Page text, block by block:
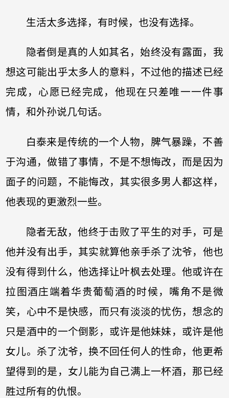
生活太多选择，有时候，也没有选择。
隐者倒是真的人如其名，始终没有露面，我
想这可能出乎太多人的意料，不过他的描述已经
完成，心愿已经完成，他现在只差唯一一件事
情，和外孙说几句话。
白泰来是传统的一个人物，脾气暴躁，不善
于沟通，做错了事情，不是不想悔改，而是因为
面子的问题，不能悔改，其实很多男人都这样，
他表现的更激烈一些。
隐者无敌，他终于击败了平生的对手，可是
他并没有出手，其实就算他亲手杀了沈爷，他也
没有得到什么，他选择让叶枫去处理。他或许在
拉图酒庄端着华贵葡萄酒的时候，嘴角不是微
笑，心中不是快感，而只有淡淡的忧伤，想念的
只是酒中的一个倒影，或许是他妹妹，或许是他
女儿。杀了沈爷，换不回任何人的性命，他更希
望得到的是，女儿能为自己满上一杯酒，那已经
胜过所有的仇恨。